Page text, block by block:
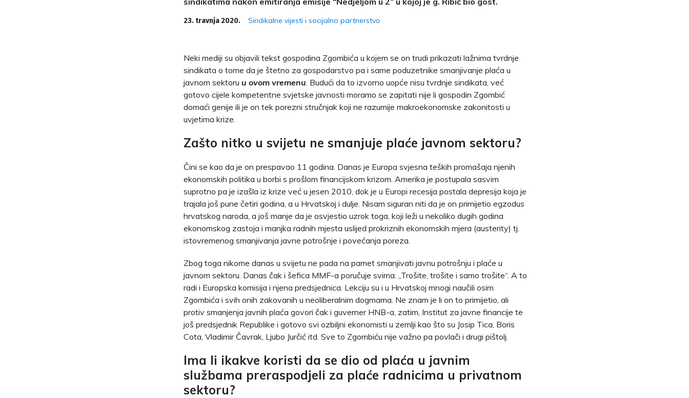
23. travnja 2020. Sindikalne vijesti i socijalno partnerstvo
Neki mediji su objavili tekst gospodina Zgombića u kojem se on trudi prikazati lažnima tvrdnje
sindikata o tome da je štetno za gospodarstvo pa i same poduzetnike smanjivanje plaća u
javnom sektoru u ovom vremenu. Budući da to izvorno uopće nisu tvrdnje sindikata, već
gotovo cijele kompetentne svjetske javnosti moramo se zapitati nije li gospodin Zgombić
domaći genije ili je on tek porezni stručnjak koji ne razumije makroekonomske zakonitosti u
uvjetima krize.
Zašto nitko u svijetu ne smanjuje plaće javnom sektoru?
Čini se kao da je on prespavao 11 godina. Danas je Europa svjesna teških promašaja njenih
ekonomskih politika u borbi s prošlom financijskom krizom. Amerika je postupala sasvim
suprotno pa je izašla iz krize već u jesen 2010, dok je u Europi recesija postala depresija koja je
trajala još pune četiri godina, a u Hrvatskoj i dulje. Nisam siguran niti da je on primijetio egzodus
hrvatskog naroda, a još manje da je osvjestio uzrok toga, koji leži u nekoliko dugih godina
ekonomskog zastoja i manjka radnih mjesta uslijed prokriznih ekonomskih mjera (austerity) tj.
istovremenog smanjivanja javne potrošnje i povećanja poreza.
Zbog toga nikome danas u svijetu ne pada na pamet smanjivati javnu potrošnju i plaće u
javnom sektoru. Danas čak i šefica MMF-a poručuje svima: „Trošite, trošite i samo trošite“. A to
radi i Europska komisija i njena predsjednica. Lekciju su i u Hrvatskoj mnogi naučili osim
Zgombića i svih onih zakovanih u neoliberalnim dogmama. Ne znam je li on to primijetio, ali
protiv smanjenja javnih plaća govori čak i guverner HNB-a, zatim, Institut za javne financije te
još predsjednik Republike i gotovo svi ozbiljni ekonomisti u zemlji kao što su Josip Tica, Boris
Cota, Vladimir Čavrak, Ljubo Jurčić itd. Sve to Zgombiću nije važno pa povlači i drugi pištolj.
Ima li ikakve koristi da se dio od plaća u javnim
službama preraspodjeli za plaće radnicima u privatnom
sektoru?